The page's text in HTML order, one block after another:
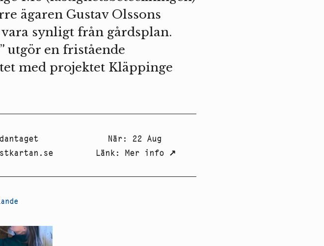
ägaren Gustav Olssons
synligt från gårdsplan.
utgör en fristående
med projektet Kläppinge
När: 22 Aug
Länk: Mer info↗